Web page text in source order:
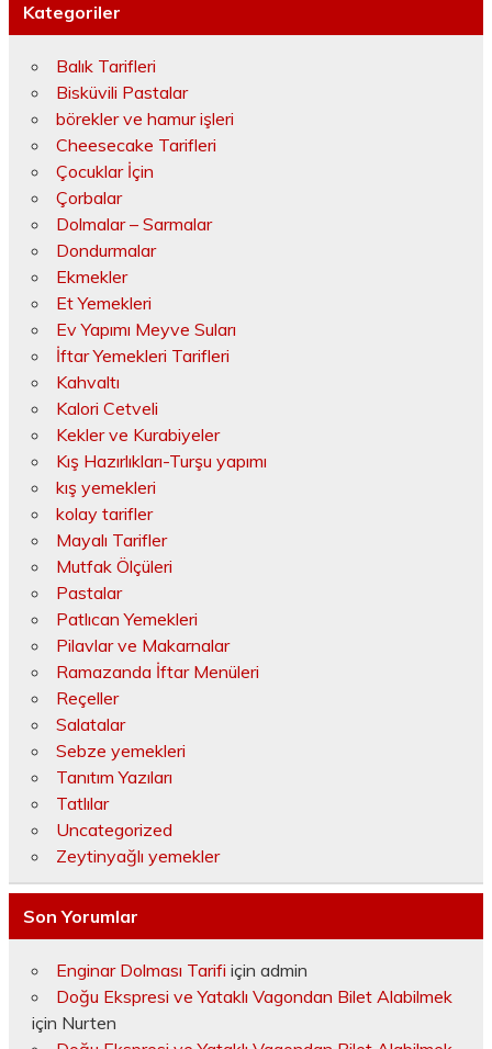
Kategoriler
Balık Tarifleri
Bisküvili Pastalar
börekler ve hamur işleri
Cheesecake Tarifleri
Çocuklar İçin
Çorbalar
Dolmalar – Sarmalar
Dondurmalar
Ekmekler
Et Yemekleri
Ev Yapımı Meyve Suları
İftar Yemekleri Tarifleri
Kahvaltı
Kalori Cetveli
Kekler ve Kurabiyeler
Kış Hazırlıkları-Turşu yapımı
kış yemekleri
kolay tarifler
Mayalı Tarifler
Mutfak Ölçüleri
Pastalar
Patlıcan Yemekleri
Pilavlar ve Makarnalar
Ramazanda İftar Menüleri
Reçeller
Salatalar
Sebze yemekleri
Tanıtım Yazıları
Tatlılar
Uncategorized
Zeytinyağlı yemekler
Son Yorumlar
Enginar Dolması Tarifi için admin
Doğu Ekspresi ve Yataklı Vagondan Bilet Alabilmek
için Nurten